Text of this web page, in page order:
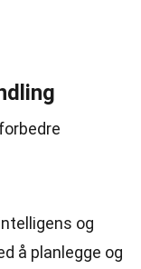
og
å planlegge og